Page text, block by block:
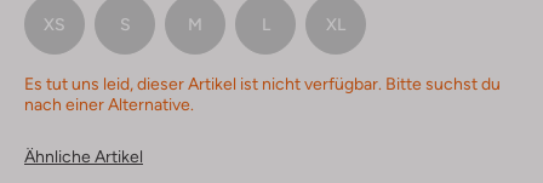
XS S M L XL
Es tut uns leid, dieser Artikel ist nicht verfügbar. Bitte suchst du
nach einer Alternative.
Ähnliche Artikel